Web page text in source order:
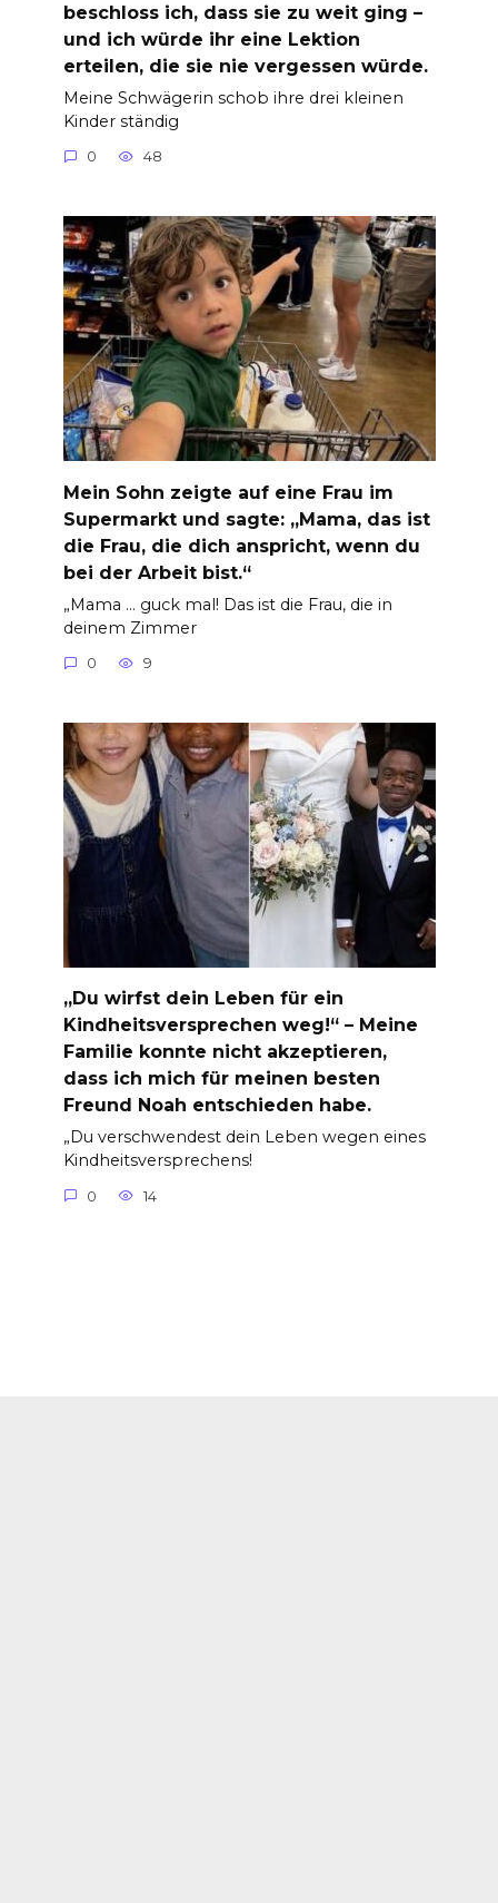
beschloss ich, dass sie zu weit ging –
und ich würde ihr eine Lektion
erteilen, die sie nie vergessen würde.
Meine Schwägerin schob ihre drei kleinen
Kinder ständig
0 48
Mein Sohn zeigte auf eine Frau im
Supermarkt und sagte: „Mama, das ist
die Frau, die dich anspricht, wenn du
bei der Arbeit bist.“
„Mama … guck mal! Das ist die Frau, die in
deinem Zimmer
0 9
„Du wirfst dein Leben für ein
Kindheitsversprechen weg!“ – Meine
Familie konnte nicht akzeptieren,
dass ich mich für meinen besten
Freund Noah entschieden habe.
„Du verschwendest dein Leben wegen eines
Kindheitsversprechens!
0 14